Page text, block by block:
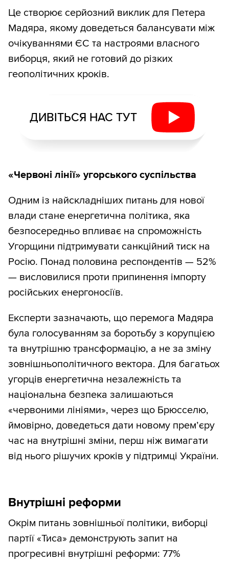
Це створює серйозний виклик для Петера
Мадяра, якому доведеться балансувати між
очікуваннями ЄС та настроями власного
виборця, який не готовий до різких
геополітичних кроків.
ДИВІТЬСЯ НАС ТУТ
«Червоні лінії» угорського суспільства
Одним із найскладніших питань для нової
влади стане енергетична політика, яка
безпосередньо впливає на спроможність
Угорщини підтримувати санкційний тиск на
Росію. Понад половина респондентів — 52%
— висловилися проти припинення імпорту
російських енергоносіїв.
Експерти зазначають, що перемога Мадяра
була голосуванням за боротьбу з корупцією
та внутрішню трансформацію, а не за зміну
зовнішньополітичного вектора. Для багатьох
угорців енергетична незалежність та
національна безпека залишаються
«червоними лініями», через що Брюсселю,
ймовірно, доведеться дати новому прем’єру
час на внутрішні зміни, перш ніж вимагати
від нього рішучих кроків у підтримці України.
Внутрішні реформи
Окрім питань зовнішньої політики, виборці
партії «Тиса» демонструють запит на
прогресивні внутрішні реформи: 77%